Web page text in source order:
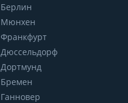
Берлин
Мюнхен
Франкфурт
Дюссельдорф
Дортмунд
Бремен
Ганновер